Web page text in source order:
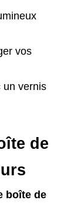
vos
un vernis
de
boîte de